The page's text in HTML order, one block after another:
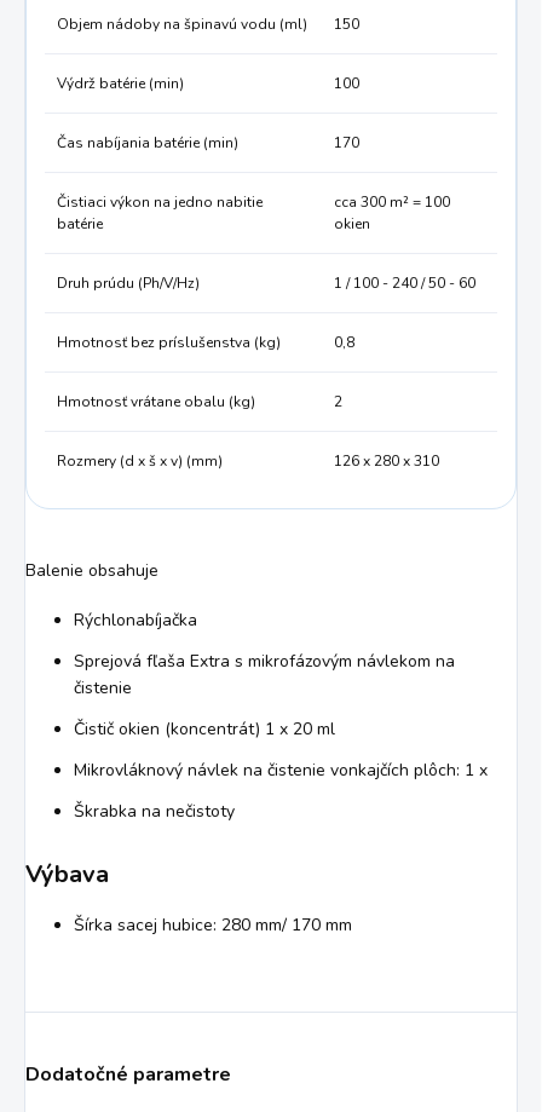
Objem nádoby na špinavú vodu (ml) 150
Výdrž batérie (min) 100
Čas nabíjania batérie (min) 170
Čistiaci výkon na jedno nabitie
batérie
cca 300 m² = 100
okien
Druh prúdu (Ph/V/Hz) 1 / 100 - 240 / 50 - 60
Hmotnosť bez príslušenstva (kg) 0,8
Hmotnosť vrátane obalu (kg) 2
Rozmery (d x š x v) (mm) 126 x 280 x 310
Balenie obsahuje
Rýchlonabíjačka
Sprejová fľaša Extra s mikrofázovým návlekom na
čistenie
Čistič okien (koncentrát) 1 x 20 ml
Mikrovláknový návlek na čistenie vonkajčích plôch: 1 x
Škrabka na nečistoty
Výbava
Šírka sacej hubice: 280 mm/ 170 mm
Dodatočné parametre